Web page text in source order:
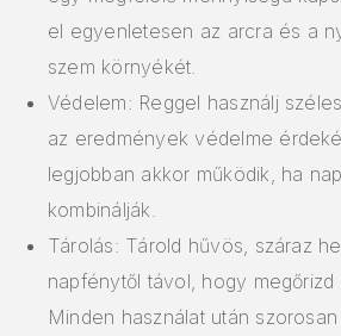
el egyenletesen az arcra és a
szem környékét.
Védelem: Reggel használj
az eredmények védelme
legjobban akkor működik, ha
kombinálják.
Tárolás: Tárold hűvös, száraz
napfénytől távol, hogy megőrizd
Minden használat után